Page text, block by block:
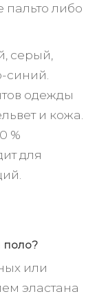
либо
серый,
синий.
одежды
и кожа.
%
для
поло?
или
эластана